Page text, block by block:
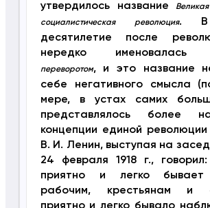
утвердилось название
социалистическая революция. В
десятилетие после
нередко именовалась
переворотом, и это название
себе негативного смысла
мере, в устах самих
представлялось более
концепции единой революции
В. И. Ленин, выступая на
24 февраля 1918 г., говорил:
приятно и легко бывает
рабочим, крестьянам и